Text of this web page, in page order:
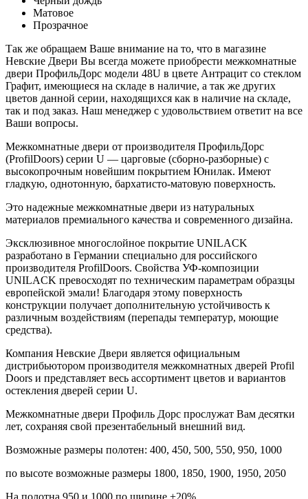
Матовое
Прозрачное
Так же обращаем Ваше внимание на то, что в магазине
Невские Двери Вы всегда можете приобрести межкомнатные
двери ПрофильДорс модели 48U в цвете Антрацит со стеклом
Графит, имеющиеся на складе в наличие, а так же других
цветов данной серии, находящихся как в наличие на складе,
так и под заказ. Наш менеджер с удовольствием ответит на все
Ваши вопросы.
Межкомнатные двери от производителя ПрофильДорс
(ProfilDoors) серии U — царговые (сборно-разборные) с
высокопрочным новейшим покрытием Юнилак. Имеют
гладкую, однотонную, бархатисто-матовую поверхность.
Это надежные межкомнатные двери из натуральных
материалов премиального качества и современного дизайна.
Эксклюзивное многослойное покрытие UNILACK
разработано в Германии специально для российского
производителя ProfilDoors. Свойства УФ-композиции
UNILACK превосходят по техническим параметрам образцы
европейской эмали! Благодаря этому поверхность
конструкции получает дополнительную устойчивость к
различным воздействиям (перепады температур, моющие
средства).
Компания Невские Двери является официальным
дистрибьютором производителя межкомнатных дверей Profil
Doors и представляет весь ассортимент цветов и вариантов
остекления дверей серии U.
Межкомнатные двери Профиль Дорс прослужат Вам десятки
лет, сохраняя свой презентабельный внешний вид.
Возможные размеры полотен: 400, 450, 500, 550, 950, 1000
по высоте возможные размеры 1800, 1850, 1900, 1950, 2050